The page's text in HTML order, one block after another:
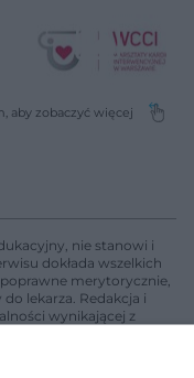
nie stanowi i
dokłada wszelkich
merytorycznie,
lekarza. Redakcja i
wynikającej z
na udzielaniu
ust 1 ustawy o